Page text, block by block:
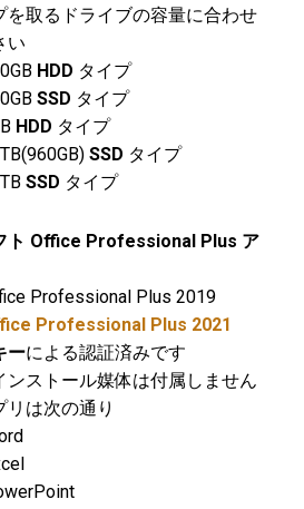
取るドライブの容量に合わせ
い
HDD タイプ
SSD タイプ
HDD タイプ
SSD タイプ
SSD タイプ
ト Office Professional Plus ア
Professional Plus 2019
Professional Plus 2021
ーによる認証済みです
ストール媒体は付属しません
は次の通り